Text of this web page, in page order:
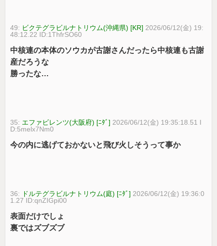
49: ビクテグラビルナトリウム(沖縄県) [KR] 2026/06/12(金) 19:
48:12.22 ID:1ThfrSO60
中核連の本体のソウカが古謝さんだったら中核連も古謝
産だろうな
勝ったな…
35: エファビレンツ(大阪府) [ﾆﾀﾞ] 2026/06/12(金) 19:35:18.51 I
D:5melx7Nm0
今の内に逃げておかないと飛び火しそうって事か
36: ドルテグラビルナトリウム(庭) [ﾆﾀﾞ] 2026/06/12(金) 19:36:0
1.27 ID:qnZIGpi00
表面だけでしょ
裏ではズブズブ